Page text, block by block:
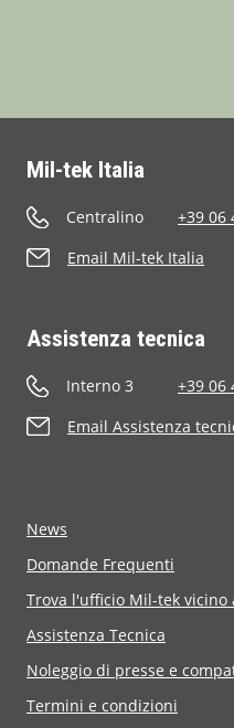
Mil-tek Italia
Centralino
+39 06
Email Mil-tek Italia
Assistenza tecnica
Interno 3
+39 06
Email Assistenza
News
Domande Frequenti
Trova l'ufficio Mil-tek vicino
Assistenza Tecnica
Noleggio di presse e
Termini e condizioni